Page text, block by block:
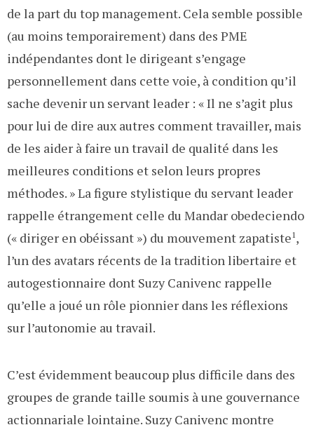
de la part du top management. Cela semble possible
(au moins temporairement) dans des PME
indépendantes dont le dirigeant s’engage
personnellement dans cette voie, à condition qu’il
sache devenir un servant leader : « Il ne s’agit plus
pour lui de dire aux autres comment travailler, mais
de les aider à faire un travail de qualité dans les
meilleures conditions et selon leurs propres
méthodes. » La figure stylistique du servant leader
rappelle étrangement celle du Mandar obedeciendo
(« diriger en obéissant ») du mouvement zapatiste1 ,
l’un des avatars récents de la tradition libertaire et
autogestionnaire dont Suzy Canivenc rappelle
qu’elle a joué un rôle pionnier dans les réflexions
sur l’autonomie au travail.
C’est évidemment beaucoup plus difficile dans des
groupes de grande taille soumis à une gouvernance
actionnariale lointaine. Suzy Canivenc montre